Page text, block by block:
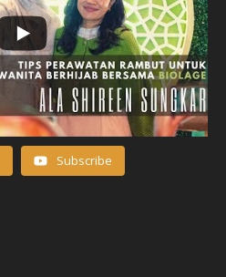
Subscribe